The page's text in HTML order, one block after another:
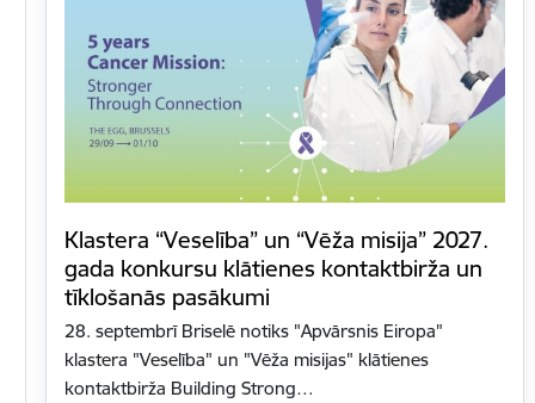
Klastera “Veselība” un “Vēža misija” 2027.
gada konkursu klātienes kontaktbirža un
tīklošanās pasākumi
28. septembrī Briselē notiks "Apvārsnis Eiropa"
klastera "Veselība" un "Vēža misijas" klātienes
kontaktbirža Building Strong…